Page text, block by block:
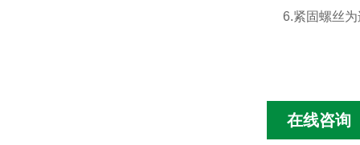
6.紧固螺丝
在线咨询